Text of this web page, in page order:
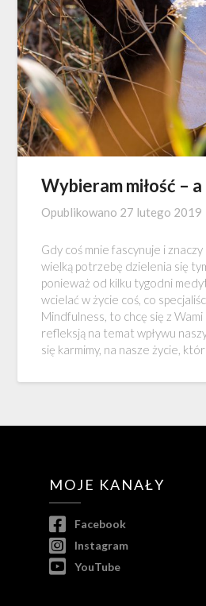
Wybieram miłość – a
Opublikowano 27 lutego 2019
Gdy coś mnie fascynuje i
wielką potrzebę dzielenia się
ponieważ od kilku tygodni
wcielać w życie coś, co
Mindfulness, to chcę się z
refleksją na temat wpływu
się karmimy, na nasze życie,
MOJE KANAŁY
Facebook
Instagram
YouTube